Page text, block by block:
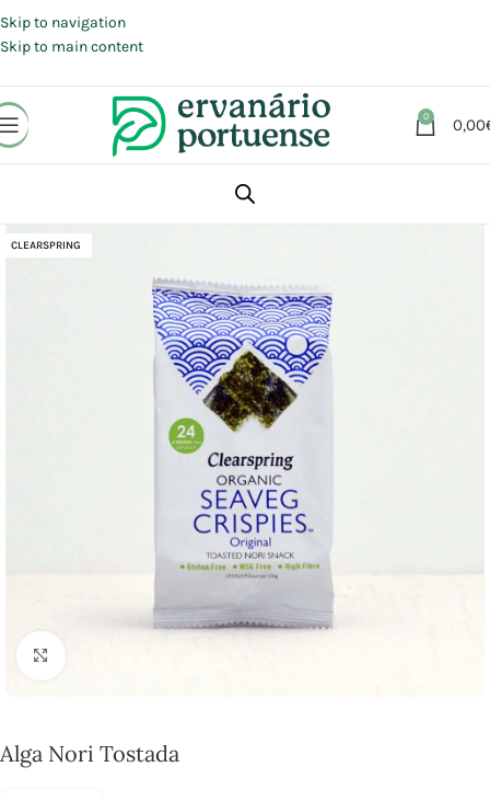
Skip to navigation
Skip to main content
0 0,00
Alimentação
CLEARSPRING
Alga Nori Tostada